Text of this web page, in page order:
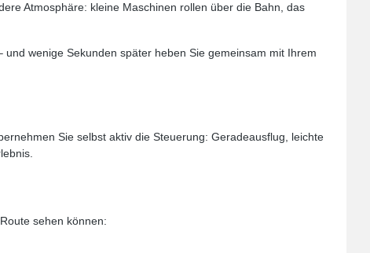
Atmosphäre: kleine Maschinen rollen über die Bahn, das
wenige Sekunden später heben Sie gemeinsam mit Ihrem
Sie selbst aktiv die Steuerung: Geradeausflug, leichte
sehen können: